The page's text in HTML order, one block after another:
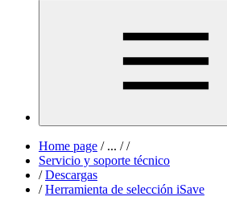
Home page /... / /
Servicio y soporte técnico
/ Descargas
/ Herramienta de selección iSave